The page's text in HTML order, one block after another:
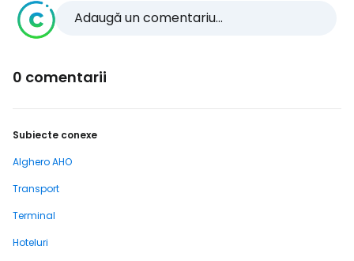
Adaugă un comentariu...
0 comentarii
Subiecte conexe
Alghero AHO
Transport
Terminal
Hoteluri